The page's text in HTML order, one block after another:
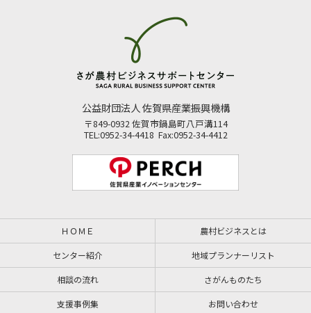
公益財団法人 佐賀県産業振興機構
〒849-0932 佐賀市鍋島町八戸溝114
TEL:0952-34-4418 Fax:0952-34-4412
ＨＯＭＥ 農村ビジネスとは
センター紹介 地域プランナーリスト
相談の流れ さがんものたち
支援事例集 お問い合わせ